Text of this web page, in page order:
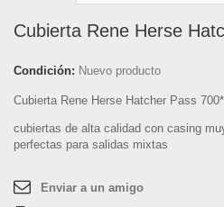
Cubierta Rene Herse
Condición: Nuevo producto
Cubierta Rene Herse Hatcher Pass
cubiertas de alta calidad con casing
perfectas para salidas mixtas
Enviar a un amigo